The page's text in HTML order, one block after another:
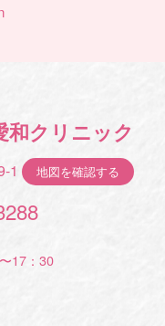
クリニック
1 地図を確認する
17：30